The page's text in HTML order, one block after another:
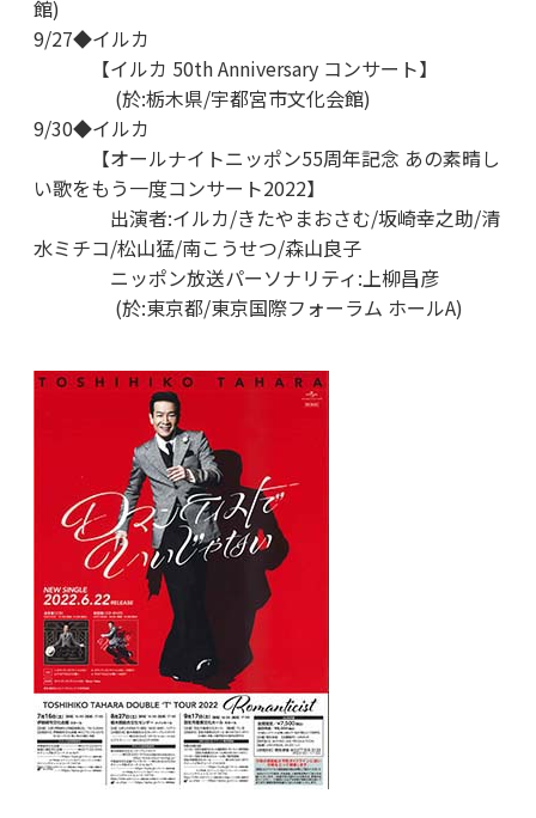
館)
9/27◆イルカ
【イルカ 50th Anniversary コンサート】
(於:栃木県/宇都宮市文化会館)
9/30◆イルカ
【オールナイトニッポン55周年記念 あの素晴し
い歌をもう一度コンサート2022】
出演者:イルカ/きたやまおさむ/坂崎幸之助/清
水ミチコ/松山猛/南こうせつ/森山良子
ニッポン放送パーソナリティ:上柳昌彦
(於:東京都/東京国際フォーラム ホールA)